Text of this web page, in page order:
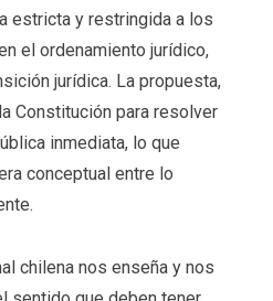
estricta y restringida a los
el ordenamiento jurídico,
jurídica. La propuesta,
Constitución para resolver
inmediata, lo que
conceptual entre lo
chilena nos enseña y nos